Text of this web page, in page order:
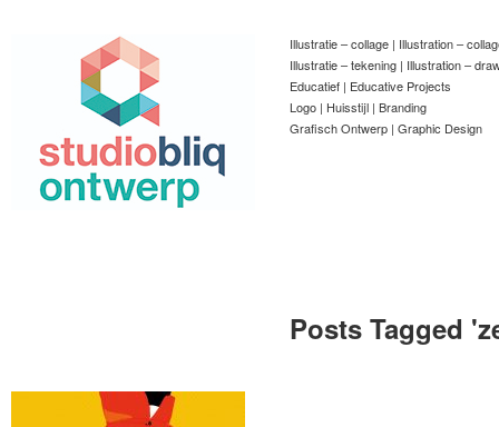
Illustratie – collage | Illustration –
Illustratie – tekening | Illustration –
Educatief | Educative Projects
Logo | Huisstijl | Branding
Grafisch Ontwerp | Graphic Design
Posts Tagged '